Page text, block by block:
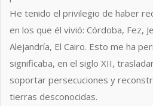
He tenido el privilegio de haber
en los que él vivió: Córdoba, Fez,
Alejandría, El Cairo. Esto me ha
significaba, en el siglo XII,
soportar persecuciones y
tierras desconocidas.